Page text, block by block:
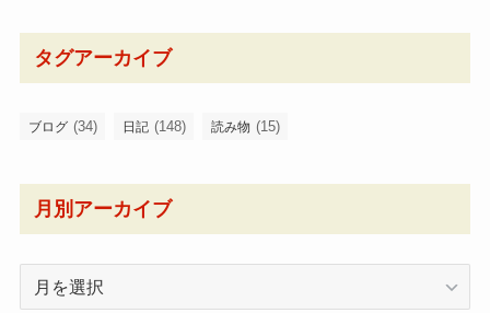
タグアーカイブ
ブログ (34) 日記 (148) 読み物 (15)
月別アーカイブ